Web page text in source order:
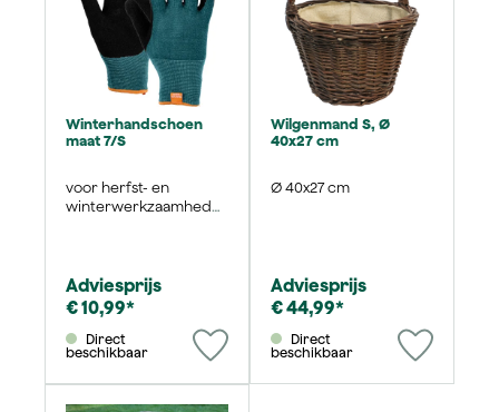
Winterhandschoen
maat 7/S
voor herfst- en
winterwerkzaamhede
Adviesprijs
€ 10,99*
beschikbaar
Wilgenmand S, Ø
40x27 cm
Ø 40x27 cm
Adviesprijs
€ 44,99*
beschikbaar